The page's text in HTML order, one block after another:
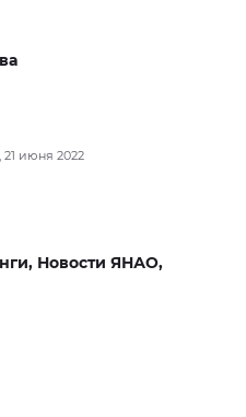
21 июня 2022
Новости ЯНАО,